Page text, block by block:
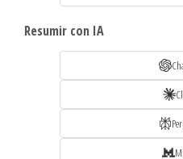
Resumir con IA